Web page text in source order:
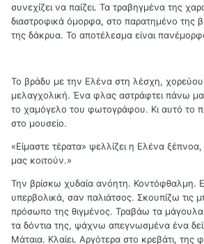
συνεχίζει να παίζει. Τα τραβηγμένα της
διαστροφικά όμορφα, στο παρατημένο της
της δάκρυα. Το αποτέλεσμα είναι
Το βράδυ με την Ελένα στη λέσχη,
μελαγχολική. Ένα φλας αστράφτει πάνω
το χαμόγελο του φωτογράφου. Κι αυτό το
στο μουσείο.
«Είμαστε τέρατα» ψελλίζει η Ελένα
μας κοιτούν.»
Την βρίσκω χυδαία ανόητη. Κοντόφθαλμη.
υπερβολικά, σαν παλιάτσος. Σκουπίζω τις
πρόσωπο της θιγμένος. Τραβάω τα
τα δόντια της, ψάχνω απεγνωσμένα ένα
Μάταια. Κλαίει. Αργότερα στο κρεβάτι,